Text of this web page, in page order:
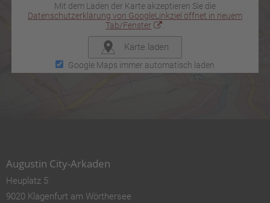
Mit dem Laden der Karte akzeptieren Sie die
Datenschutzerklärung von GoogleLinkziel öffnet in neuem
Tab/Fenster
Karte laden
Google Maps immer automatisch laden
Augustin City-Arkaden
Heuplatz 5
9020 Klagenfurt am Wörthersee